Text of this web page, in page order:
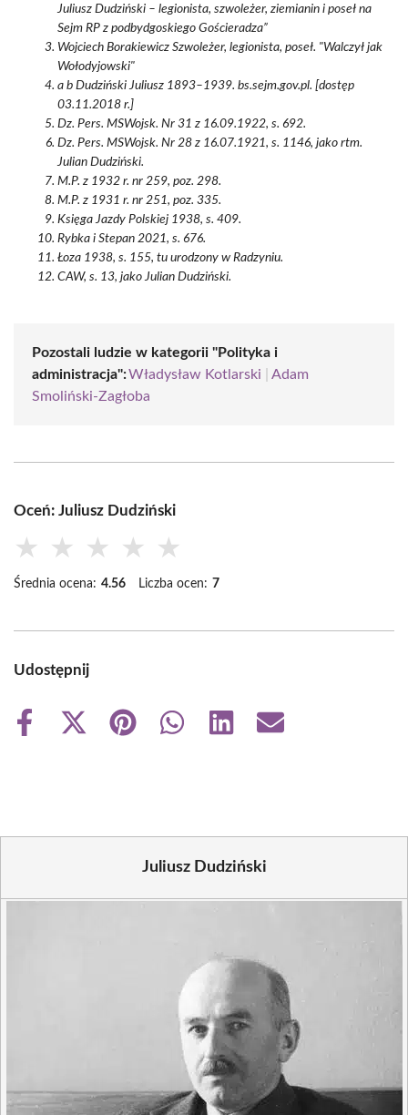
Juliusz Dudziński – legionista, szwoleżer, ziemianin i poseł na
Sejm RP z podbydgoskiego Gościeradza”
Wojciech Borakiewicz Szwoleżer, legionista, poseł. "Walczył jak
Wołodyjowski"
a b Dudziński Juliusz 1893–1939. bs.sejm.gov.pl. [dostęp
03.11.2018 r.]
Dz. Pers. MSWojsk. Nr 31 z 16.09.1922, s. 692.
Dz. Pers. MSWojsk. Nr 28 z 16.07.1921, s. 1146, jako rtm.
Julian Dudziński.
M.P. z 1932 r. nr 259, poz. 298.
M.P. z 1931 r. nr 251, poz. 335.
Księga Jazdy Polskiej 1938, s. 409.
Rybka i Stepan 2021, s. 676.
Łoza 1938, s. 155, tu urodzony w Radzyniu.
CAW, s. 13, jako Julian Dudziński.
Pozostali ludzie w kategorii "Polityka i
administracja":Władysław Kotlarski
Adam
Smoliński-Zagłoba
Oceń: Juliusz Dudziński
★ ★ ★ ★ ★
Średnia ocena: 4.56 Liczba ocen: 7
Udostępnij
Share
Share
Share
Share
Share
Share
Juliusz Dudziński